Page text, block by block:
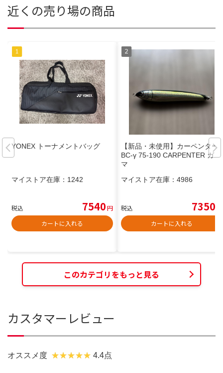
近くの売り場の商品
YONEX トーナメントバッグ
マイストア在庫： 1242
税込 7540円
カートに入れる
【新品・未使用】カーペンター
BC-γ 75-190 CARPENTER ガン
マ
マイストア在庫： 4986
税込 7350
カートに入れる
このカテゴリをもっと見る
カスタマーレビュー
オススメ度 4.4点